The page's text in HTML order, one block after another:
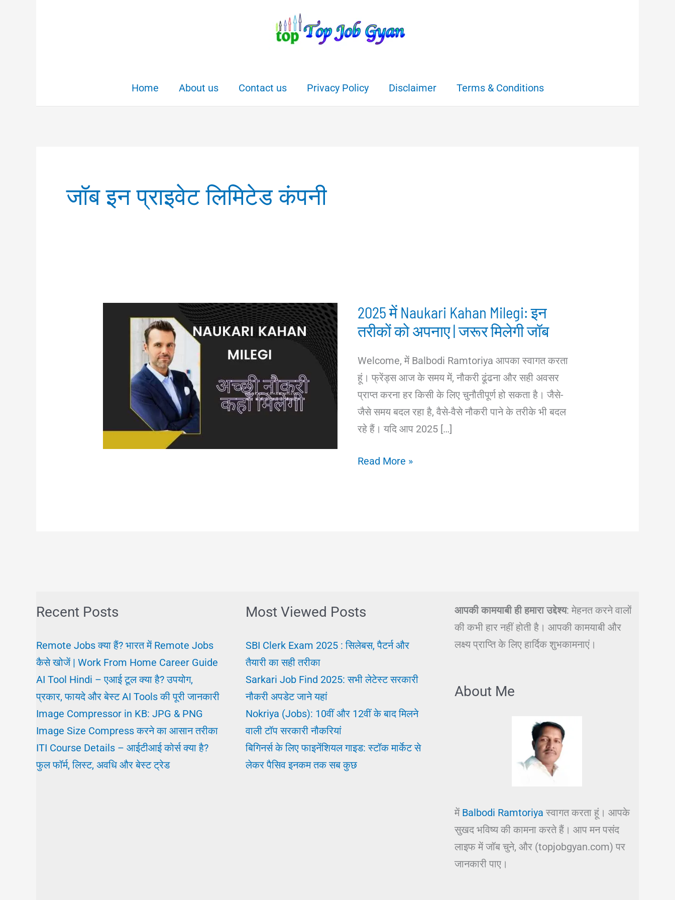
Home About us Contact us Privacy Policy Disclaimer Terms & Conditions
जॉब इन प्राइवेट लिमिटेड कंपनी
2025 में Naukari Kahan Milegi: इन
तरीकों को अपनाए | जरूर मिलेगी जॉब
Welcome, में Balbodi Ramtoriya आपका स्वागत करता
हूं। फ्रेंड्स आज के समय में, नौकरी ढूंढना और सही अवसर
प्राप्त करना हर किसी के लिए चुनौतीपूर्ण हो सकता है। जैसे-
जैसे समय बदल रहा है, वैसे-वैसे नौकरी पाने के तरीके भी बदल
रहे हैं। यदि आप 2025 […]
2025
|
मिलेगी
Read More »
Recent Posts
Remote Jobs क्या हैं? भारत में Remote Jobs
कैसे खोजें | Work From Home Career Guide
AI Tool Hindi – एआई टूल क्या है? उपयोग,
प्रकार, फायदे और बेस्ट AI Tools की पूरी जानकारी
Image Compressor in KB: JPG & PNG
Image Size Compress करने का आसान तरीका
ITI Course Details – आईटीआई कोर्स क्या है?
फुल फॉर्म, लिस्ट, अवधि और बेस्ट ट्रेड
Most Viewed Posts
SBI Clerk Exam 2025 : सिलेबस, पैटर्न और
तैयारी का सही तरीका
Sarkari Job Find 2025: सभी लेटेस्ट सरकारी
नौकरी अपडेट जाने यहां
Nokriya (Jobs): 10वीं और 12वीं के बाद मिलने
वाली टॉप सरकारी नौकरियां
बिगिनर्स के लिए फाइनेंशियल गाइड: स्टॉक मार्केट से
लेकर पैसिव इनकम तक सब कुछ
आपकी कामयाबी ही हमारा उद्देश्य: मेहनत करने वालों
की कभी हार नहीं होती है। आपकी कामयाबी और
लक्ष्य प्राप्ति के लिए हार्दिक शुभकामनाएं।
About Me
में Balbodi Ramtoriya स्वागत करता हूं। आपके
सुखद भविष्य की कामना करते हैं। आप मन पसंद
लाइफ में जॉब चुने, और (topjobgyan.com) पर
जानकारी पाए।